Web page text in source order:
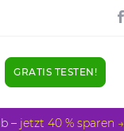
GRATIS TESTEN!
– jetzt 40 % sparen →